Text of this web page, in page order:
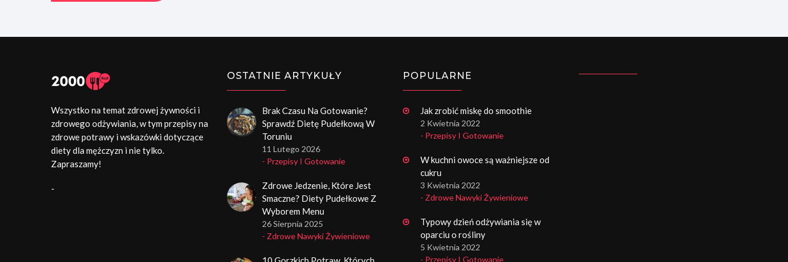
Wszystko na temat zdrowej żywności i
zdrowego odżywiania, w tym przepisy na
zdrowe potrawy i wskazówki dotyczące
diety dla mężczyzn i nie tylko.
Zapraszamy!
-
OSTATNIE ARTYKUŁY
Brak Czasu Na Gotowanie?
Sprawdź Dietę Pudełkową W
Toruniu
11 Lutego 2026
- Przepisy I Gotowanie
Zdrowe Jedzenie, Które Jest
Smaczne? Diety Pudełkowe Z
Wyborem Menu
26 Sierpnia 2025
- Zdrowe Nawyki Żywieniowe
POPULARNE
Jak zrobić miskę do smoothie
2 Kwietnia 2022
- Przepisy I Gotowanie
W kuchni owoce są ważniejsze od
cukru
3 Kwietnia 2022
- Zdrowe Nawyki Żywieniowe
Typowy dzień odżywiania się w
oparciu o rośliny
5 Kwietnia 2022
- Przepisy I Gotowanie